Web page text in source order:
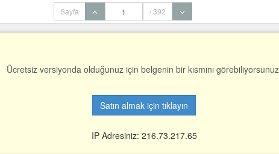
Sayfa / 392
Ücretsiz versiyonda olduğunuz için belgenin bir kısmını
Satın almak için tıklayın
IP Adresiniz: 216.73.217.65